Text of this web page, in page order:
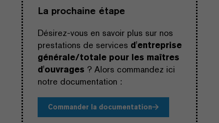
La prochaine étape
Désirez-vous en savoir plus sur nos
prestations de services d'entreprise
générale/totale pour les maîtres
d'ouvrages ? Alors commandez ici
notre documentation :
Commander la documentation